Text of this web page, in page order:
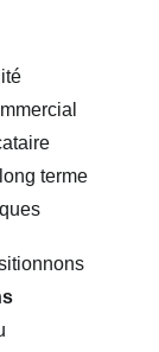
terme